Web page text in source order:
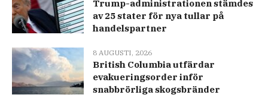
Trump-administrationen stämdes
av 25 stater för nya tullar på
handelspartner
8 AUGUSTI, 2026
British Columbia utfärdar
evakueringsorder inför
snabbrörliga skogsbränder